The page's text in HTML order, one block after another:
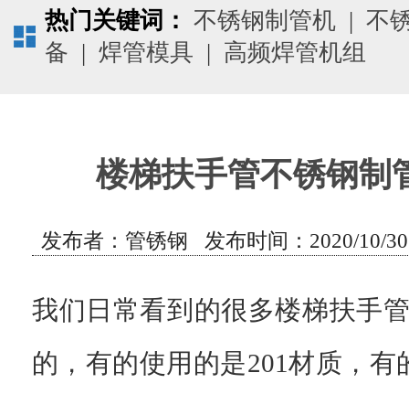
热门关键词： 不锈钢制管机 | 不
备 | 焊管模具 | 高频焊管机组
楼梯扶手管不锈钢制
发布者：管锈钢 发布时间：2020/10/
我们日常看到的很多楼梯扶手
的，有的使用的是201材质，有